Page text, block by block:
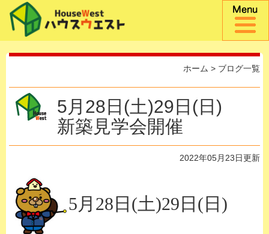
ホーム > ブログ一覧
5月28日(土)29日(日)
新築見学会開催
2022年05月23日更新
5月28日(土)29日(日)